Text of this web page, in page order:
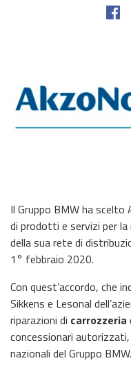
Il Gruppo BMW ha
di prodotti e servizi per
della sua rete di
1° febbraio 2020.
Con quest’accordo, che
Sikkens e Lesonal
riparazioni di carrozzeria
concessionari
nazionali del Gruppo BMW.